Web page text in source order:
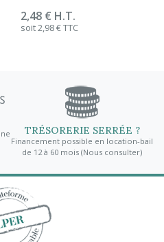
Prix
2,48 € H.T.
soit 2,98 € TTC
TRÉSORERIE SERRÉE ?
Financement possible en location-bail
de 12 à 60 mois (Nous consulter)